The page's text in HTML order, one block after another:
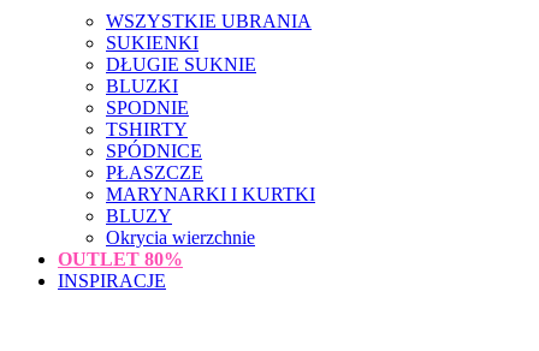
WSZYSTKIE UBRANIA
SUKIENKI
DŁUGIE SUKNIE
BLUZKI
SPODNIE
TSHIRTY
SPÓDNICE
PŁASZCZE
MARYNARKI I KURTKI
BLUZY
Okrycia wierzchnie
OUTLET 80%
INSPIRACJE